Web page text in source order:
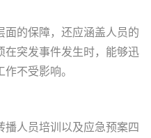
面的保障，还应涵盖人员的
在突发事件发生时，能够迅
不受影响。
人员培训以及应急预案四